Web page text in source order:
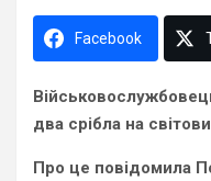
Facebook
два срібла на
Про це повідомила